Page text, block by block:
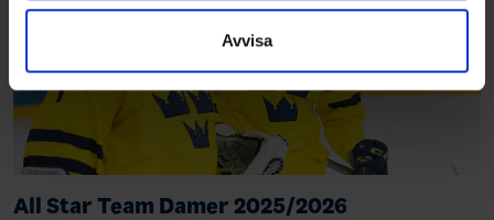
samlat in när du har använt deras tjänster.
Avvisa
All Star Team Damer 2025/2026